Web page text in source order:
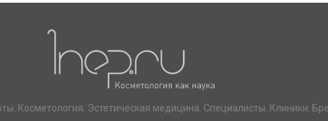
Косметология. Эстетическая медицина. Специалисты. Клиники.